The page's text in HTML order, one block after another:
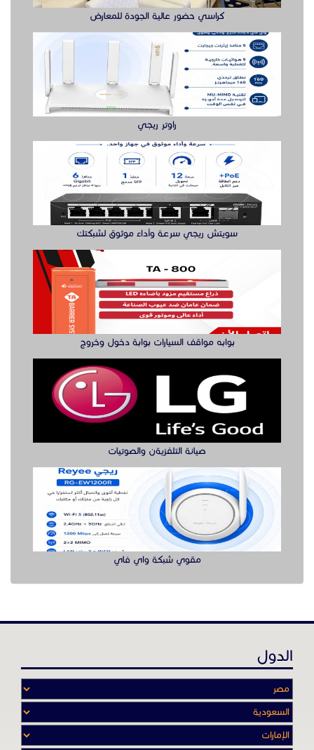
كراسي حضور عالية الجودة للمعارض
راوتر ريجي
سويتش ريجي سرعة وأداء موثوق لشبكتك
بوابه مواقف السيارات بوابة دخول وخروج
صيانة التلفزيةن والصوتيات
مقوي شبكة واي فاي
الدول